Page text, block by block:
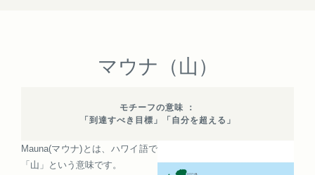
マウナ（山）
モチーフの意味 ：
「到達すべき目標」「自分を超える」
Mauna(マウナ)とは、ハワイ語で
「山」という意味です。